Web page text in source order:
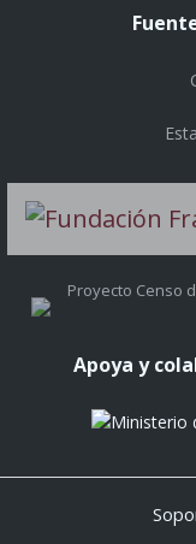
Proyecto Censo
Apoya y